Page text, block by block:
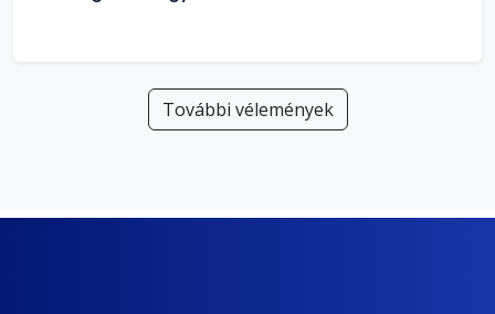
További vélemények